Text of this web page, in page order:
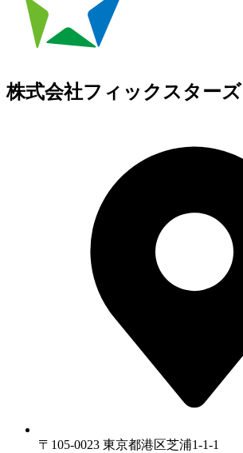
株式会社フィックスターズ
〒105-0023 東京都港区芝浦1-1-1